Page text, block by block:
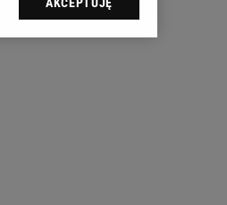
sp. z o.o., jej
swoje preferencje
celów identyfikacji.
reklam i treści,